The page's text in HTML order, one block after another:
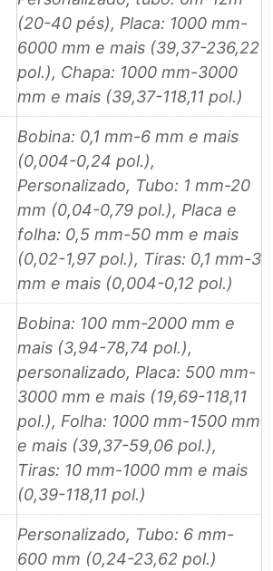
(20-40 pés), Placa: 1000 mm-
6000 mm e mais (39,37-236,22
pol.), Chapa: 1000 mm-3000
mm e mais (39,37-118,11 pol.)
Bobina: 0,1 mm-6 mm e mais
(0,004-0,24 pol.),
Personalizado, Tubo: 1 mm-20
mm (0,04-0,79 pol.), Placa e
folha: 0,5 mm-50 mm e mais
(0,02-1,97 pol.), Tiras: 0,1 mm-3
mm e mais (0,004-0,12 pol.)
Bobina: 100 mm-2000 mm e
mais (3,94-78,74 pol.),
personalizado, Placa: 500 mm-
3000 mm e mais (19,69-118,11
pol.), Folha: 1000 mm-1500 mm
e mais (39,37-59,06 pol.),
Tiras: 10 mm-1000 mm e mais
(0,39-118,11 pol.)
Personalizado, Tubo: 6 mm-
600 mm (0,24-23,62 pol.)